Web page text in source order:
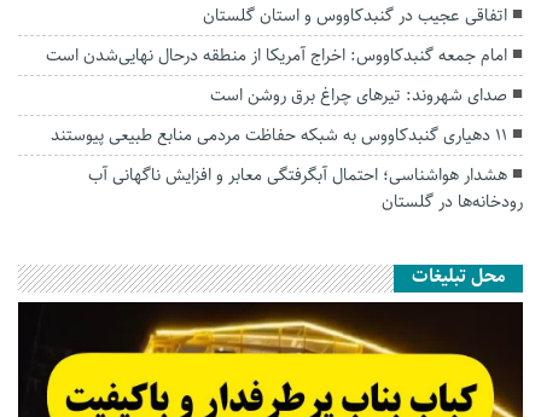
اتفاقی عجیب در‌ گنبدکاووس و استان گلستان
امام جمعه گنبدکاووس: اخراج آمریکا از منطقه درحال نهایی‌شدن است
صدای شهروند: تیرهای چراغ برق روشن است
۱۱ دهیاری گنبدکاووس به شبکه حفاظت مردمی منابع طبیعی پیوستند
هشدار هواشناسی؛ احتمال آبگرفتگی معابر و افزایش ناگهانی آب
رودخانه‌ها در گلستان
محل تبلیغات